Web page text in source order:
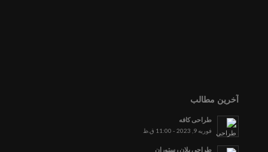
آخرین مطالب
طراحی کافه
فوریه 9, 2023 - 11:00 ق.ظ
طراحی پلان رستوران